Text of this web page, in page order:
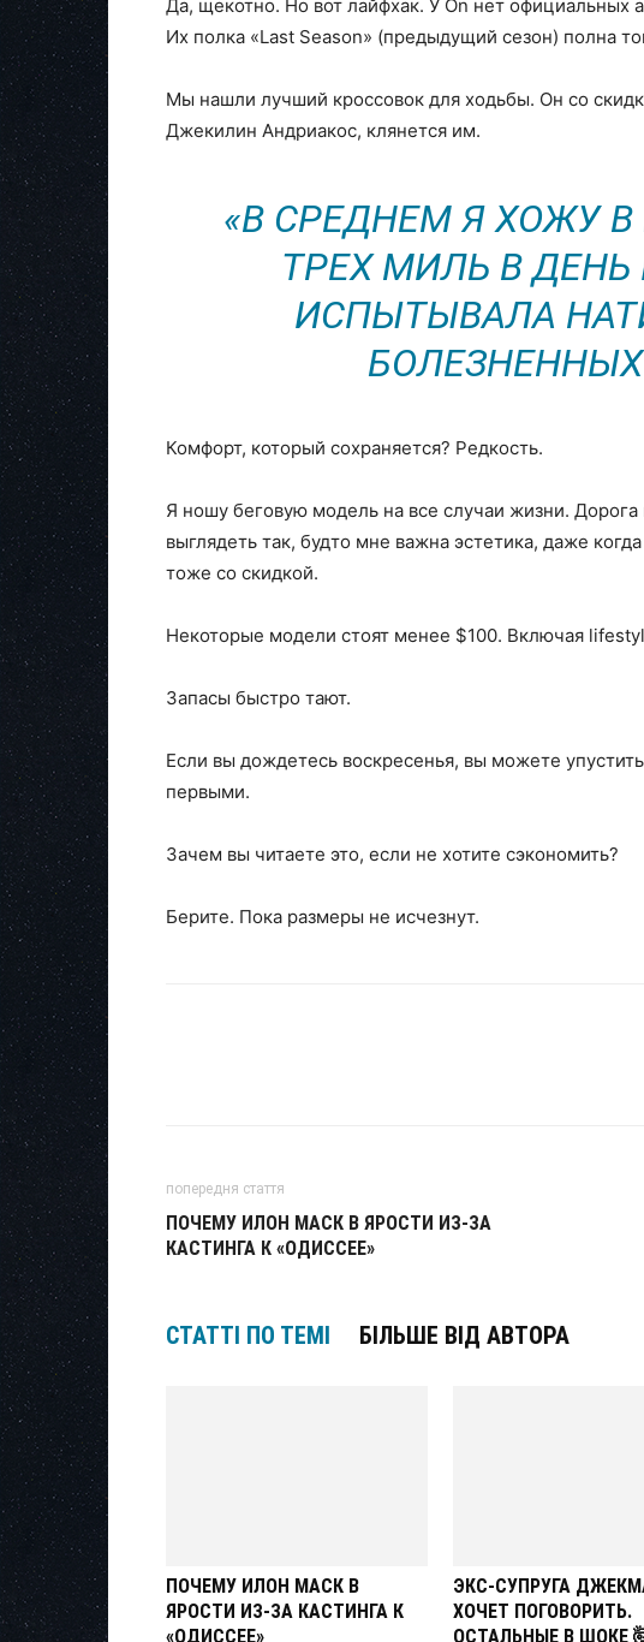
Да, щекотно. Но вот лайфхак. У On нет
Их полка «Last Season» (предыдущий сезон) полна
Мы нашли лучший кроссовок для ходьбы. Он со
Джекилин Андриакос, клянется им.
«В СРЕДНЕМ Я ХОЖУ
ТРЕХ МИЛЬ В ДЕНЬ
ИСПЫТЫВАЛА
Комфорт, который сохраняется? Редкость.
Я ношу беговую модель на все случаи жизни.
выглядеть так, будто мне важна эстетика, даже
тоже со скидкой.
Некоторые модели стоят менее $100. Включая
Запасы быстро тают.
Если вы дождетесь воскресенья, вы можете
первыми.
Зачем вы читаете это, если не хотите сэкономить?
Берите. Пока размеры не исчезнут.
попередня стаття
ПОЧЕМУ ИЛОН МАСК В ЯРОСТИ ИЗ-ЗА
КАСТИНГА К «ОДИССЕЕ»
СТАТТІ ПО ТЕМІ БІЛЬШЕ ВІД АВТОРА
ПОЧЕМУ ИЛОН МАСК В
ЯРОСТИ ИЗ-ЗА КАСТИНГА К
«ОДИССЕЕ»
ЭКС-СУПРУГА
ХОЧЕТ ПОГОВОРИТЬ.
ОСТАЛЬНЫЕ В ШОКЕ